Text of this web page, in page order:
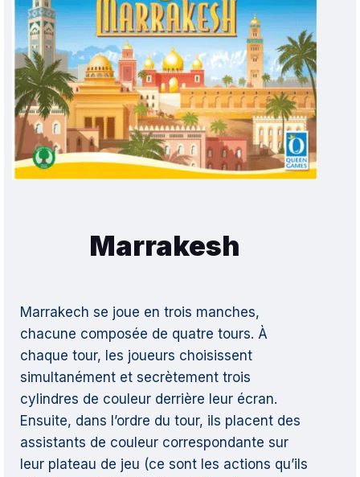
Marrakesh
Marrakech se joue en trois manches,
chacune composée de quatre tours. À
chaque tour, les joueurs choisissent
simultanément et secrètement trois
cylindres de couleur derrière leur écran.
Ensuite, dans l’ordre du tour, ils placent des
assistants de couleur correspondante sur
leur plateau de jeu (ce sont les actions qu’ils